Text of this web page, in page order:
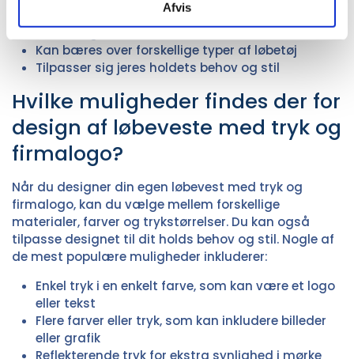
Afvis
Beskytter mod vinden og giver ekstra varme på
kolde dage
Kan bæres over forskellige typer af løbetøj
Tilpasser sig jeres holdets behov og stil
Hvilke muligheder findes der for
design af løbeveste med tryk og
firmalogo?
Når du designer din egen løbevest med tryk og
firmalogo, kan du vælge mellem forskellige
materialer, farver og trykstørrelser. Du kan også
tilpasse designet til dit holds behov og stil. Nogle af
de mest populære muligheder inkluderer:
Enkel tryk i en enkelt farve, som kan være et logo
eller tekst
Flere farver eller tryk, som kan inkludere billeder
eller grafik
Reflekterende tryk for ekstra synlighed i mørke